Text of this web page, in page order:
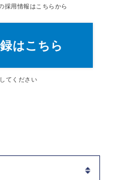
採用情報はこちらから
はこちら
てください